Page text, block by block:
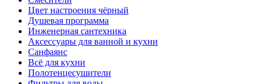
Цвет настроения чёрный
Душевая программа
Инженерная сантехника
Аксессуары для ванной и кухни
Санфаянс
Всё для кухни
Полотенцесушители